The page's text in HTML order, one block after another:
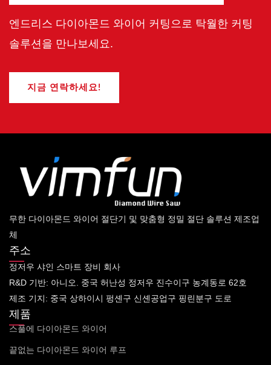
엔드리스 다이아몬드 와이어 커팅으로 탁월한 커팅
솔루션을 만나보세요.
지금 연락하세요!
무한 다이아몬드 와이어 절단기 및 맞춤형 정밀 절단 솔루션 제조업
체
주소
정저우 샤인 스마트 장비 회사
R&D 기반: 아니오. 중국 허난성 정저우 진수이구 농계동로 62호
제조 기지: 중국 상하이시 펑셴구 신셴공업구 핑린분구 도로
제품
스풀에 다이아몬드 와이어
끝없는 다이아몬드 와이어 루프